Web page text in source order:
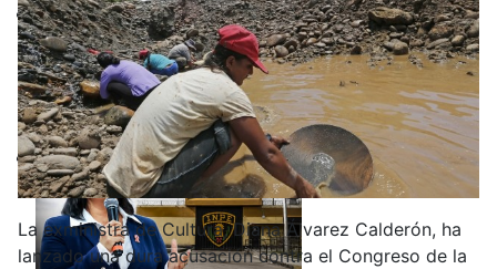
La exministra de Cultura, Diana Álvarez Calderón, ha
lanzado una dura acusación contra el Congreso de la